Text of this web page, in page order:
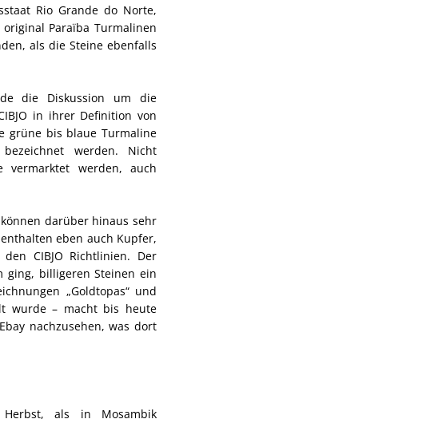
Rio Grande do Norte,
Paraïba Turmalinen
als die Steine ebenfalls
die Diskussion um die
in ihrer Definition von
grüne bis blaue Turmaline
werden. Nicht
vermarktet werden, auch
darüber hinaus sehr
eben auch Kupfer,
CIBJO Richtlinien. Der
ging, billigeren Steinen ein
„Goldtopas“ und
wurde – macht bis heute
nachzusehen, was dort
als in Mosambik